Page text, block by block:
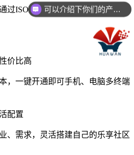
过ISO27001信息安全管理认证，
价比高
，一键开通即可手机、电脑多终端
配置
、需求，灵活搭建自己的乐享社区
可以介绍下你们的产品么？